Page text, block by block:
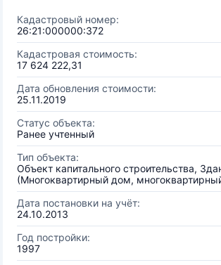
Кадастровый номер:
26:21:000000:372
Кадастровая стоимость:
17 624 222,31
Дата обновления стоимости:
25.11.2019
Статус объекта:
Ранее учтенный
Тип объекта:
Объект капитального строительства,
(Многоквартирный дом,
Дата постановки на учёт:
24.10.2013
Год постройки:
1997